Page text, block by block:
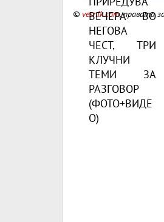
© vesnik.com, правата